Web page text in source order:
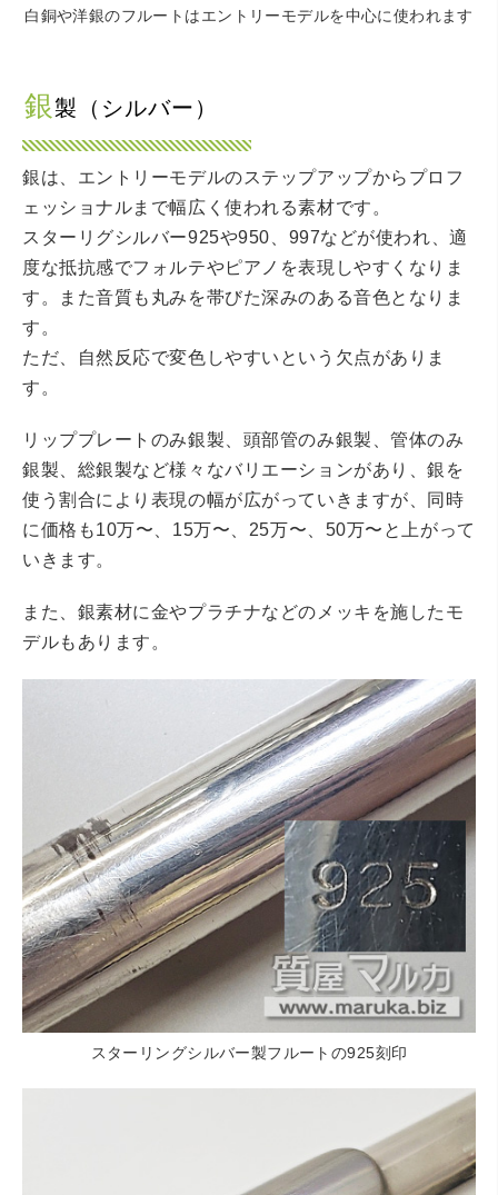
白銅や洋銀のフルートはエントリーモデルを中心に使われます
銀製（シルバー）
銀は、エントリーモデルのステップアップからプロフ
ェッショナルまで幅広く使われる素材です。
スターリグシルバー925や950、997などが使われ、適
度な抵抗感でフォルテやピアノを表現しやすくなりま
す。また音質も丸みを帯びた深みのある音色となりま
す。
ただ、自然反応で変色しやすいという欠点がありま
す。
リッププレートのみ銀製、頭部管のみ銀製、管体のみ
銀製、総銀製など様々なバリエーションがあり、銀を
使う割合により表現の幅が広がっていきますが、同時
に価格も10万〜、15万〜、25万〜、50万〜と上がって
いきます。
また、銀素材に金やプラチナなどのメッキを施したモ
デルもあります。
スターリングシルバー製フルートの925刻印